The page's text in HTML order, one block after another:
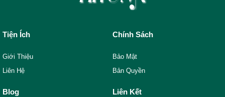
Tiện Ích
Giới Thiệu
Liên Hệ
Chính Sách
Bảo Mật
Bản Quyền
Blog Liên Kết